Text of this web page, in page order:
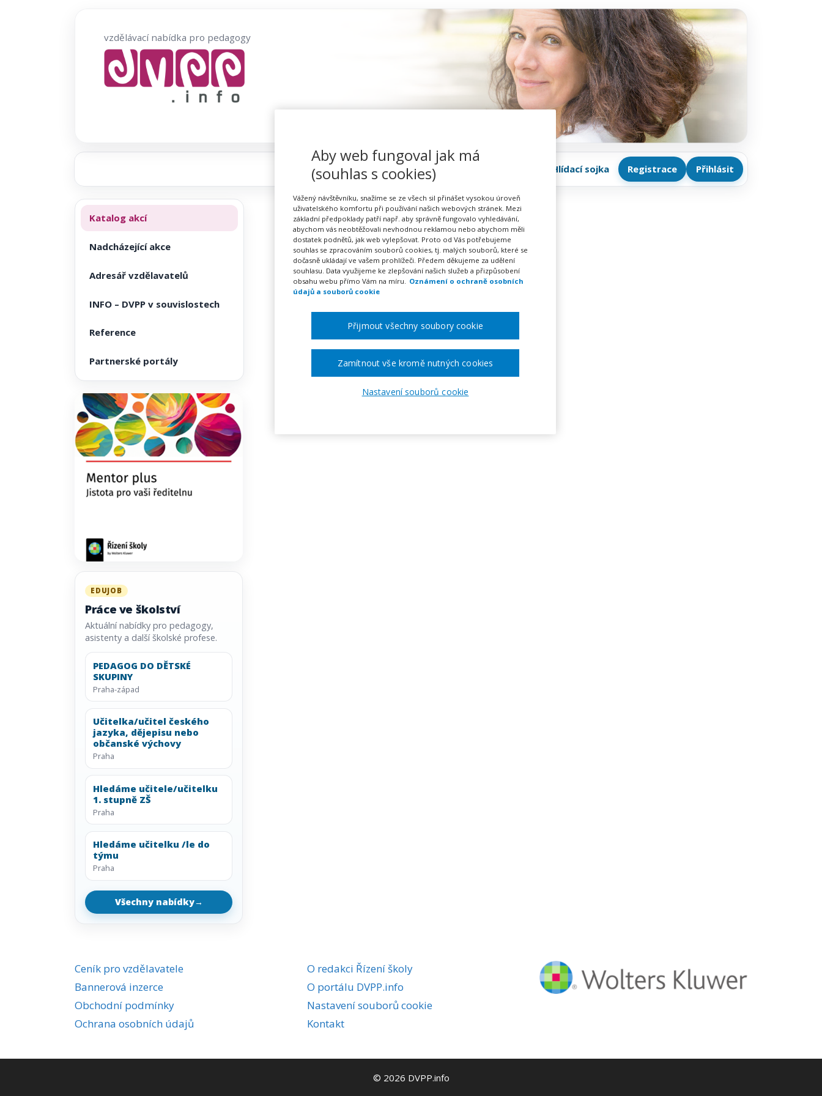
vzdělávací nabídka pro pedagogy
Hlídací sojka Registrace Přihlásit
Požadovaná akce nebyla nalezena.
Katalog akcí
Nadcházející akce
Adresář vzdělavatelů
INFO – DVPP v souvislostech
Reference
Partnerské portály
EDUJOB
Práce ve školství
Aktuální nabídky pro pedagogy,
asistenty a další školské profese.
PEDAGOG DO DĚTSKÉ
SKUPINY
Praha-západ
Učitelka/učitel českého
jazyka, dějepisu nebo
občanské výchovy
Praha
Hledáme učitele/učitelku
1. stupně ZŠ
Praha
Hledáme učitelku /le do
týmu
Praha
Všechny nabídky→
Ceník pro vzdělavatele
Bannerová inzerce
Obchodní podmínky
Ochrana osobních údajů
O redakci Řízení školy
O portálu DVPP.info
Nastavení souborů cookie
Kontakt
© 2026 DVPP.info
Aby web fungoval jak má
(souhlas s cookies)
Vážený návštěvníku, snažíme se ze všech sil přinášet vysokou úroveň
uživatelského komfortu při používání našich webových stránek. Mezi
základní předpoklady patří např. aby správně fungovalo vyhledávání,
abychom vás neobtěžovali nevhodnou reklamou nebo abychom měli
dostatek podnětů, jak web vylepšovat. Proto od Vás potřebujeme
souhlas se zpracováním souborů cookies, tj. malých souborů, které se
dočasně ukládají ve vašem prohlížeči. Předem děkujeme za udělení
souhlasu. Data využijeme ke zlepšování našich služeb a přizpůsobení
obsahu webu přímo Vám na míru. Oznámení o ochraně osobních
údajů a souborů cookie
Nastavení souborů cookie
Zamítnout vše kromě nutných cookies
Přijmout všechny soubory cookie